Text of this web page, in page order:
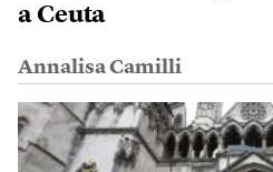
a Ceuta
Annalisa Camilli